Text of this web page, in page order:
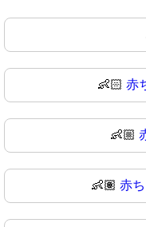
👶🏻 赤
👶🏼
👶🏽 赤